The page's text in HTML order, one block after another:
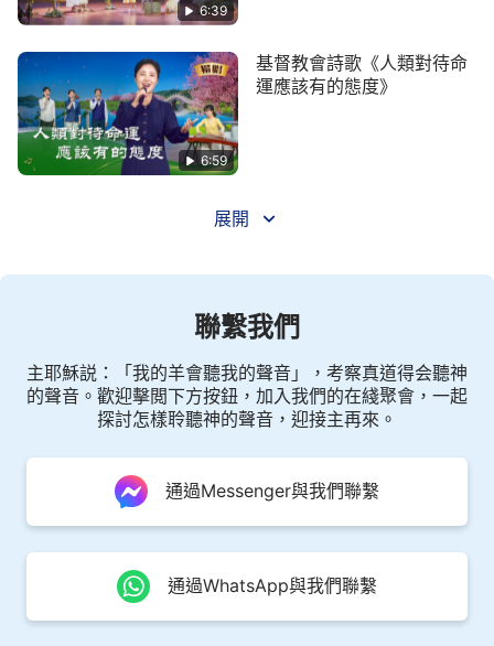
得以解脫，
與人類共同生活的痛苦歲月結束了。
但神的心始終還是因著擔憂人類的歸宿而受著同
從道成肉身的工作開始以來流露的全是神的愛，
他作工作的實質就是愛，他為人類獻出了所有。
《跟隨羔羊唱新歌》
6:39
6:59
基督教會詩歌《人類對待命
運應該有的態度》
展開
聯繫我們
主耶穌説：「我的羊會聽我的聲音」，考察真道得会聽神
的聲音。歡迎擊閲下方按鈕，加入我們的在綫聚會，一起
探討怎樣聆聽神的聲音，迎接主再來。
通過Messenger與我們聯繫
通過WhatsApp與我們聯繫